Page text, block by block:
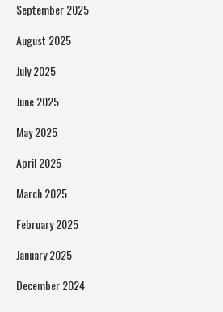
September 2025
August 2025
July 2025
June 2025
May 2025
April 2025
March 2025
February 2025
January 2025
December 2024